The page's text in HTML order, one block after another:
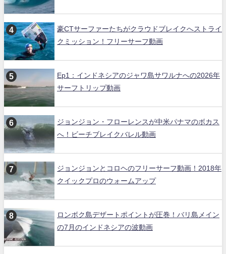
豪CTサーファーたちがクラウドブレイクへストライ
クミッション！フリーサーフ動画
Ep1：インドネシアのジャワ島サワルナへの2026年
サーフトリップ動画
ジョンジョン・フローレンスが中米パナマのボカス
へ！ビーチブレイクバレル動画
ジョンジョンとコロヘのフリーサーフ動画！2018年
クイックプロのウォームアップ
ロンボク島デザートポイントが圧巻！バリ島メイン
の7月のインドネシアの波動画